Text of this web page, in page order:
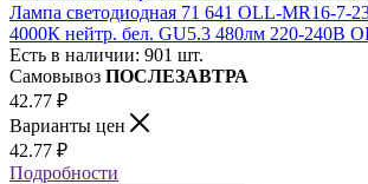
Лампа светодиодная 71 641 OLL-MR16-7-
4000К нейтр. бел. GU5.3 480лм 220-240В
Есть в наличии: 901 шт.
Самовывоз ПОСЛЕЗАВТРА
42.77 ₽
Варианты цен
42.77 ₽
Подробности